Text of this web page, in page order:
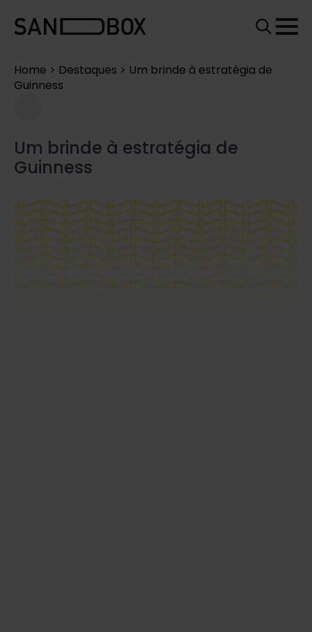
Home > Destaques > Um brinde à estratégia de
Guinness
Um brinde à estratégia de
Guinness